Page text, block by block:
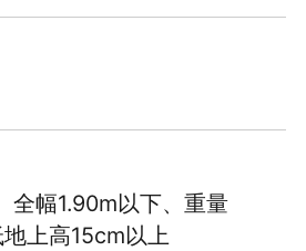
全幅1.90m以下、重量
上高15cm以上